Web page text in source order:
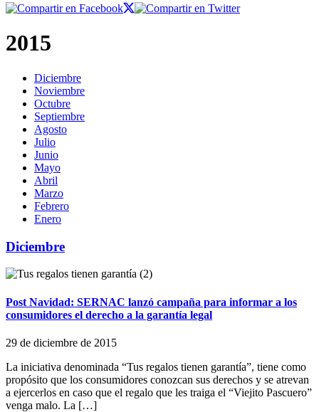
2015
Diciembre
Noviembre
Octubre
Septiembre
Agosto
Julio
Junio
Mayo
Abril
Marzo
Febrero
Enero
Diciembre
Post Navidad: SERNAC lanzó campaña para informar a los
consumidores el derecho a la garantía legal
29 de diciembre de 2015
La iniciativa denominada “Tus regalos tienen garantía”, tiene como
propósito que los consumidores conozcan sus derechos y se atrevan
a ejercerlos en caso que el regalo que les traiga el “Viejito Pascuero”
venga malo. La […]